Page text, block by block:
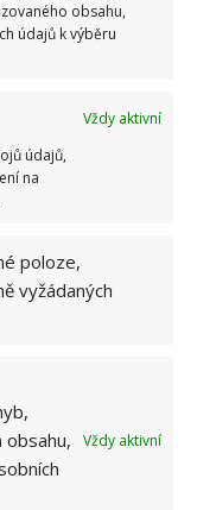
obsahu,
údajů k výběru
Vždy aktivní
údajů,
na
poloze,
vyžádaných
obsahu,
Vždy aktivní
ZÁVĚSY
vaše úsilí,